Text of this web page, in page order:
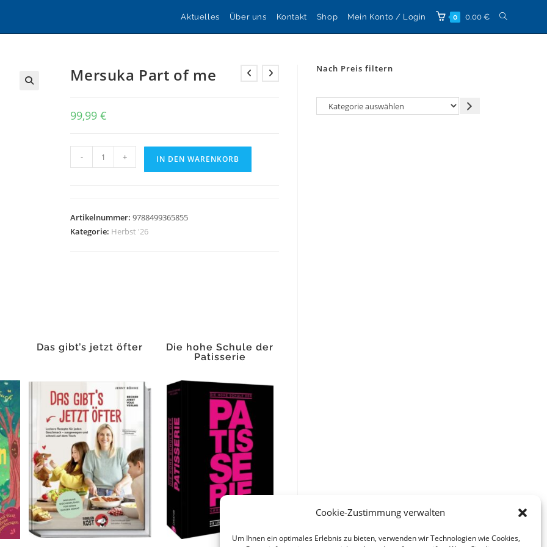
Cookie-Zustimmung verwalten
Um Ihnen ein optimales Erlebnis zu bieten, verwenden wir Technologien wie Cookies,
Aktuelles Über uns Kontakt Shop Mein Konto / Login 0 0,00 € Website-
Mersuka Part of me
99,99€
Mersuka
Part
Menge
- + IN DEN WARENKORB
Artikelnummer:9788499365855
Kategorie: Herbst '26
Das gibt’s jetzt öfter
Die hohe Schule der
Patisserie
Nach Preis filtern
Kategorie